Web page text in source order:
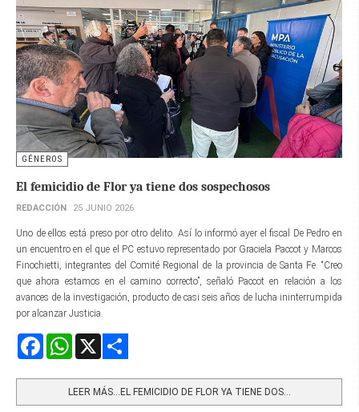
GÉNEROS
El femicidio de Flor ya tiene dos sospechosos
REDACCIÓN 25 JUNIO 2026
Uno de ellos está preso por otro delito. Así lo informó ayer el fiscal De Pedro en
un encuentro en el que el PC estuvo representado por Graciela Paccot y Marcos
Finochietti, integrantes del Comité Regional de la provincia de Santa Fe. “Creo
que ahora estamos en el camino correcto”, señaló Paccot en relación a los
avances de la investigación, producto de casi seis años de lucha ininterrumpida
por alcanzar Justicia.
FacebookWhatsApp
LEER MÁS…EL FEMICIDIO DE FLOR YA TIENE DOS...